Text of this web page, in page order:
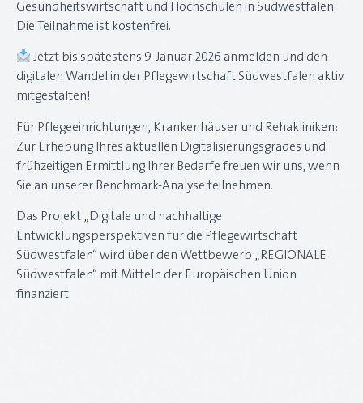
Gesundheitswirtschaft und Hochschulen in Südwestfalen.
Die Teilnahme ist kostenfrei.
Jetzt bis spätestens 9. Januar 2026 anmelden und den
digitalen Wandel in der Pflegewirtschaft Südwestfalen aktiv
mitgestalten!
Für Pflegeeinrichtungen, Krankenhäuser und Rehakliniken:
Zur Erhebung Ihres aktuellen Digitalisierungsgrades und
frühzeitigen Ermittlung Ihrer Bedarfe freuen wir uns, wenn
Sie an unserer Benchmark-Analyse teilnehmen.
Das Projekt „Digitale und nachhaltige
Entwicklungsperspektiven für die Pflegewirtschaft
Südwestfalen“ wird über den Wettbewerb „REGIONALE
Südwestfalen“ mit Mitteln der Europäischen Union
finanziert